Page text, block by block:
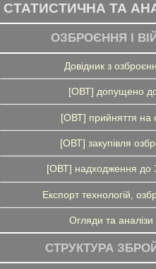
СТАТИСТИЧНА ТА
ОЗБРОЄННЯ І
Довідник з
[ОВТ] допущено до
[ОВТ] прийняття на
[ОВТ] закупівля
[ОВТ] надходження до
Експорт технологій,
Огляди та
СТРУКТУРА